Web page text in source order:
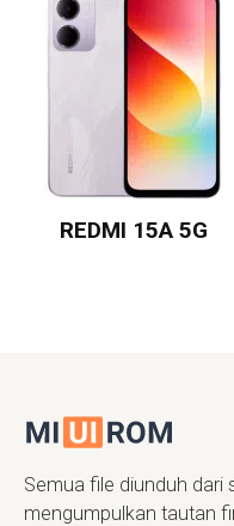
REDMI 15A 5G
Semua file diunduh dari
mengumpulkan tautan